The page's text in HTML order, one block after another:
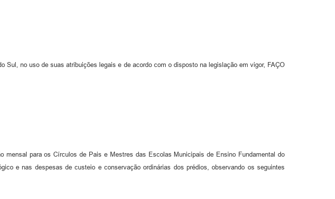
Sul, no uso de suas atribuições legais e de acordo com o disposto na legislação em vigor, FAÇO
para os Círculos de Pais e Mestres das Escolas Municipais de Ensino Fundamental do
e nas despesas de custeio e conservação ordinárias dos prédios, observando os seguintes